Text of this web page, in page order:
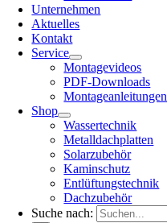
Unternehmen
Aktuelles
Kontakt
Service
Montagevideos
PDF-Downloads
Montageanleitungen
Shop
Wassertechnik
Metalldachplatten
Solarzubehör
Kaminschutz
Entlüftungstechnik
Dachzubehör
Suche nach: